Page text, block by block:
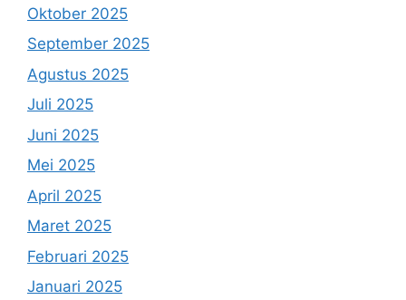
Oktober 2025
September 2025
Agustus 2025
Juli 2025
Juni 2025
Mei 2025
April 2025
Maret 2025
Februari 2025
Januari 2025